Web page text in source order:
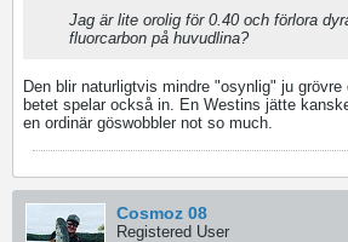
Jag är lite orolig för 0.40 och förlora
fluorcarbon på huvudlina?
Den blir naturligtvis mindre "osynlig" ju grövre
betet spelar också in. En Westins jätte
en ordinär göswobbler not so much.
Cosmoz 08
Registered User